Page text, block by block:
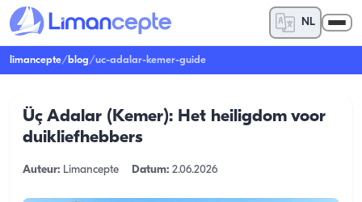
NL
limancepte/blog/uc-adalar-kemer-guide
Üç Adalar (Kemer): Het heiligdom voor
duikliefhebbers
Auteur: Limancepte Datum: 2.06.2026